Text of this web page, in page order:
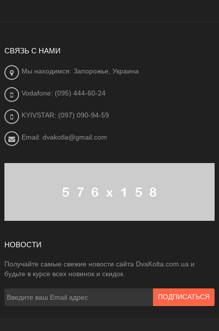
СВЯЗЬ С НАМИ
Мы находимся: Запорожье, Украина
Vodafone: (095) 444-60-24
KYIVSTAR: (097) 090-94-59
Email: dvakotla@gmail.com
НОВОСТИ
Получайте самые свежие новости сайта DvaKolta.com.ua и
будьте в курсе всех новинок и скидок.
ПОДПИСАТЬСЯ